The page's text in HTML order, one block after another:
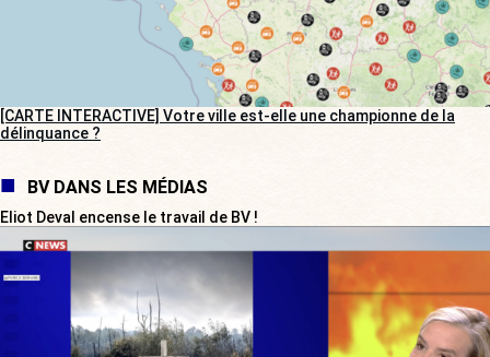
[CARTE INTERACTIVE] Votre ville est-elle une championne de la
délinquance ?
BV DANS LES MÉDIAS
Eliot Deval encense le travail de BV !